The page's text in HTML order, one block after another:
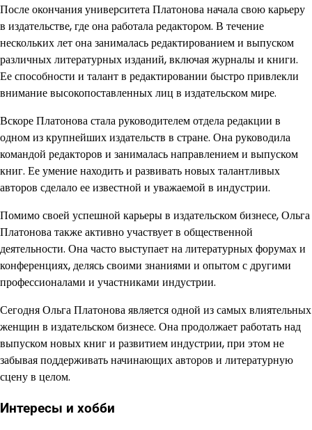
После окончания университета Платонова начала свою карьеру
в издательстве, где она работала редактором. В течение
нескольких лет она занималась редактированием и выпуском
различных литературных изданий, включая журналы и книги.
Ее способности и талант в редактировании быстро привлекли
внимание высокопоставленных лиц в издательском мире.
Вскоре Платонова стала руководителем отдела редакции в
одном из крупнейших издательств в стране. Она руководила
командой редакторов и занималась направлением и выпуском
книг. Ее умение находить и развивать новых талантливых
авторов сделало ее известной и уважаемой в индустрии.
Помимо своей успешной карьеры в издательском бизнесе, Ольга
Платонова также активно участвует в общественной
деятельности. Она часто выступает на литературных форумах и
конференциях, делясь своими знаниями и опытом с другими
профессионалами и участниками индустрии.
Сегодня Ольга Платонова является одной из самых влиятельных
женщин в издательском бизнесе. Она продолжает работать над
выпуском новых книг и развитием индустрии, при этом не
забывая поддерживать начинающих авторов и литературную
сцену в целом.
Интересы и хобби